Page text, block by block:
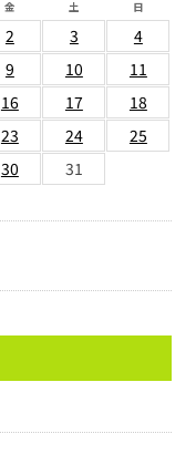
金 土 日
2 3
4
9 10
11
16 17
18
23 24
25
30
31